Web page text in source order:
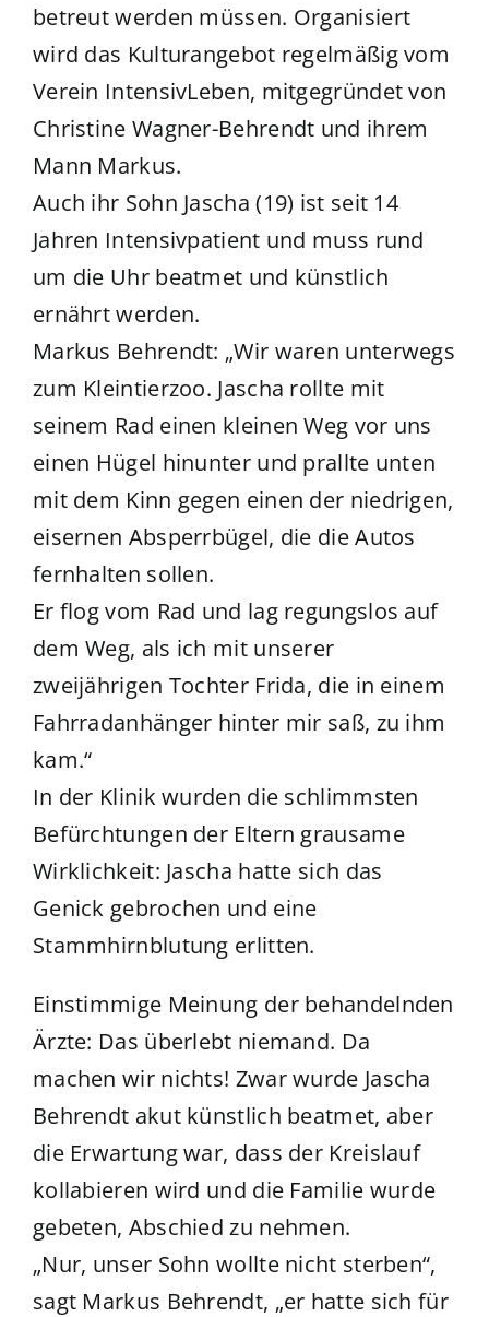
betreut werden müssen. Organisiert
wird das Kulturangebot regelmäßig vom
Verein IntensivLeben, mitgegründet von
Christine Wagner-Behrendt und ihrem
Mann Markus.
Auch ihr Sohn Jascha (19) ist seit 14
Jahren Intensivpatient und muss rund
um die Uhr beatmet und künstlich
ernährt werden.
Markus Behrendt: „Wir waren unterwegs
zum Kleintierzoo. Jascha rollte mit
seinem Rad einen kleinen Weg vor uns
einen Hügel hinunter und prallte unten
mit dem Kinn gegen einen der niedrigen,
eisernen Absperrbügel, die die Autos
fernhalten sollen.
Er flog vom Rad und lag regungslos auf
dem Weg, als ich mit unserer
zweijährigen Tochter Frida, die in einem
Fahrradanhänger hinter mir saß, zu ihm
kam.“
In der Klinik wurden die schlimmsten
Befürchtungen der Eltern grausame
Wirklichkeit: Jascha hatte sich das
Genick gebrochen und eine
Stammhirnblutung erlitten.
Einstimmige Meinung der behandelnden
Ärzte: Das überlebt niemand. Da
machen wir nichts! Zwar wurde Jascha
Behrendt akut künstlich beatmet, aber
die Erwartung war, dass der Kreislauf
kollabieren wird und die Familie wurde
gebeten, Abschied zu nehmen.
„Nur, unser Sohn wollte nicht sterben“,
sagt Markus Behrendt, „er hatte sich für